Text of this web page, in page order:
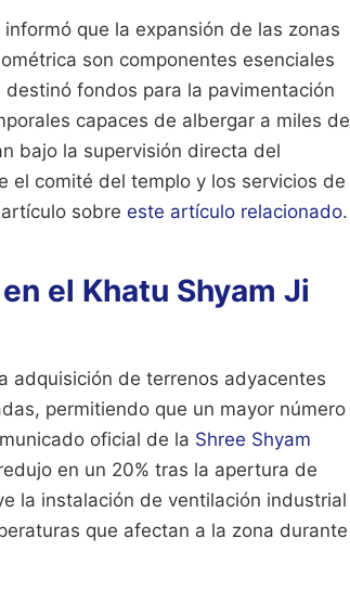
que la expansión de las zonas
son componentes esenciales
fondos para la pavimentación
capaces de albergar a miles de
bajo la supervisión directa del
el comité del templo y los servicios de
sobre este artículo relacionado.
el Khatu Shyam Ji
adquisición de terrenos adyacentes
permitiendo que un mayor número
oficial de la Shree Shyam
en un 20% tras la apertura de
la instalación de ventilación industrial
que afectan a la zona durante